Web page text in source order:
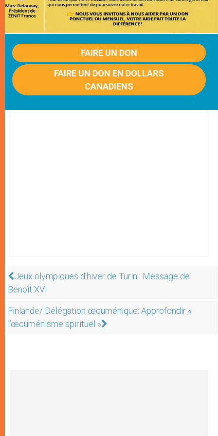
FAIRE UN DON
FAIRE UN DON EN DOLLARS
CANADIENS
Jeux olympiques d’hiver de Turin : Message de
Benoît XVI
Finlande/ Délégation œcuménique: Approfondir «
l’œcuménisme spirituel »